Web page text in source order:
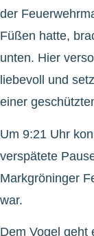
der
Füßen hatte,
unten. Hier
liebevoll und
einer
Um 9:21 Uhr
verspätete
Markgröninger
war.
Dem Vogel geht